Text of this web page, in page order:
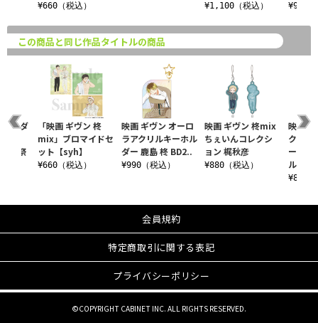
¥1,100（税込） ¥990
¥660（税込）
この商品と同じ作品タイトルの商品
映画 ギヴン オーロ
ラアクリルキーホル
ダー 鹿島 柊 BD2..
¥990（税込）
映画 ギヴン 柊mix
ちぇいんコレクシ
ョン 梶秋彦
¥880（税込）
映画
クリル
ー 佐
ル..
¥880
へ ダ
夏祭
「映画 ギヴン 柊
mix」ブロマイドセ
ット【syh】
¥660（税込）
会員規約
特定商取引に関する表記
プライバシーポリシー
©COPYRIGHT CABINET INC. ALL RIGHTS RESERVED.